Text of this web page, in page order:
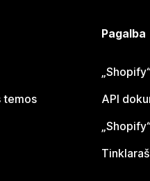
temos
Pagalba
API